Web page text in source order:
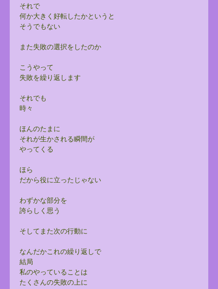
それで
何か大きく好転したかというと
そうでもない
また失敗の選択をしたのか
こうやって
失敗を繰り返します
それでも
時々
ほんのたまに
それが生かされる瞬間が
やってくる
ほら
だから役に立ったじゃない
わずかな部分を
誇らしく思う
そしてまた次の行動に
なんだかこれの繰り返しで
結局
私のやっていることは
たくさんの失敗の上に